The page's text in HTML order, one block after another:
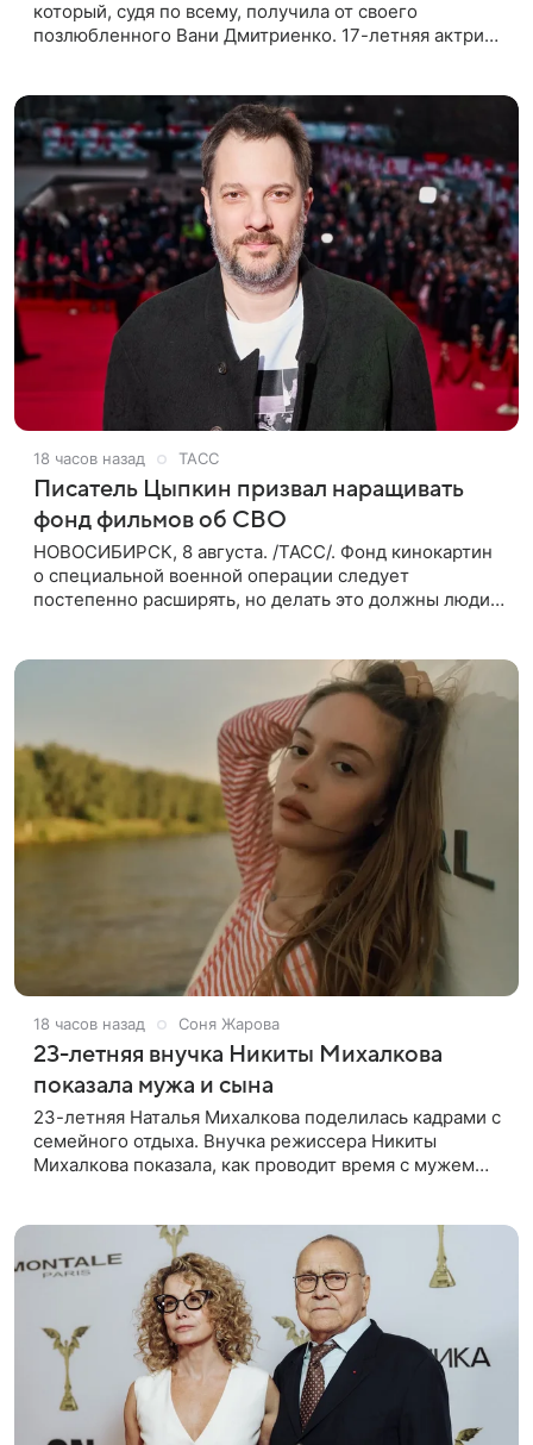
который, судя по всему, получилa от своего
позлюбленного Вани Дмитриенко. 17-летняя актриса
18 часов назад ТАСС
Писатель Цыпкин призвал наращивать
фонд фильмов об СВО
НОВОСИБИРСК, 8 августа. /ТАСС/. Фонд кинокартин
о специальной военной операции следует
постепенно расширять, но делать это должны люди,
18 часов назад Соня Жарова
23-летняя внучка Никиты Михалкова
показала мужа и сына
23-летняя Наталья Михалкова поделилась кадрами с
семейного отдыха. Внучка режиссера Никиты
Михалкова показала, как проводит время с мужем